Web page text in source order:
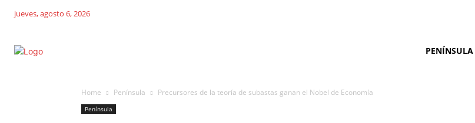
jueves, agosto 6, 2026
PENÍNSULA
Home Península Precursores de la teoría de subastas ganan el Nobel de Economía
Península